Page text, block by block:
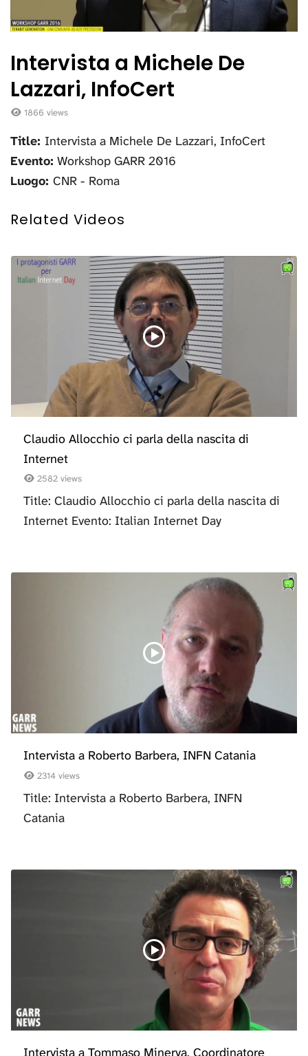
Intervista a Michele De
Lazzari, InfoCert
1866 views
Title: Intervista a Michele De Lazzari, InfoCert
Evento: Workshop GARR 2016
Luogo: CNR - Roma
Related Videos
Claudio Allocchio ci parla della nascita di
Internet
2582 views
Title: Claudio Allocchio ci parla della nascita di
Internet Evento: Italian Internet Day
Intervista a Roberto Barbera, INFN Catania
2314 views
Title: Intervista a Roberto Barbera, INFN
Catania
Intervista a Tommaso Minerva, Coordinatore